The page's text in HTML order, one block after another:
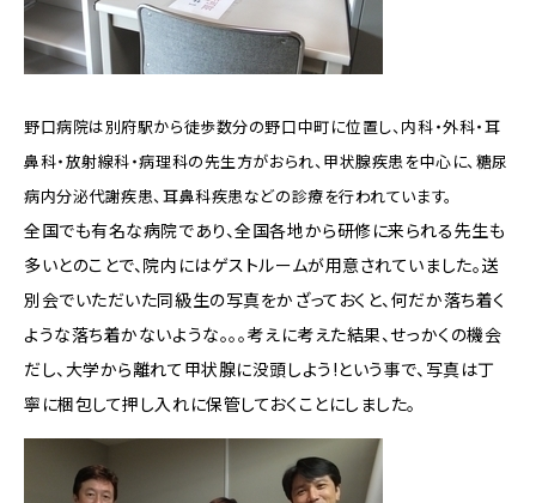
野口病院は別府駅から徒歩数分の野口中町に位置し、内科・外科・耳
鼻科・放射線科・病理科の先生方がおられ、甲状腺疾患を中心に、糖尿
病内分泌代謝疾患、耳鼻科疾患などの診療を行われています。
全国でも有名な病院であり、全国各地から研修に来られる先生も
多いとのことで、院内にはゲストルームが用意されていました。送
別会でいただいた同級生の写真をかざっておくと、何だか落ち着く
ような落ち着かないような。。。考えに考えた結果、せっかくの機会
だし、大学から離れて甲状腺に没頭しよう!という事で、写真は丁
寧に梱包して押し入れに保管しておくことにしました。